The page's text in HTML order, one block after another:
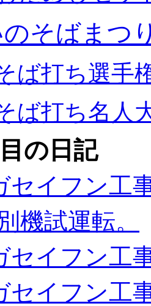
そばまつ
ば打ち選手
ば打ち名人
の日記
セイフン工
機試運転。
セイフン工
セイフン工